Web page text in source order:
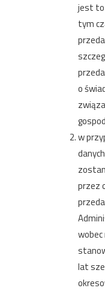
jest to
tym
o
w
przez
wobec
lat